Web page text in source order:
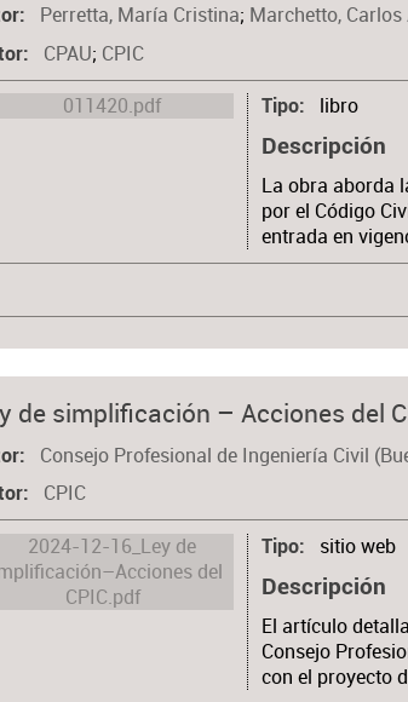
Perretta, María Cristina; Marchetto, Carlos
CPAU; CPIC
Tipo libro
Descripción
La obra aborda
por el Código
entrada en
de simplificación – Acciones del
Consejo Profesional de Ingeniería Civil
CPIC
Tipo sitio web
Descripción
El artículo
Consejo
con el proyecto